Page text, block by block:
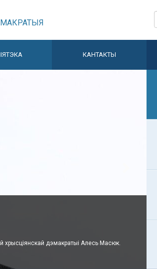
КАНТАКТЫ
хрысціянскай дэмакратыі Алесь Масюк.